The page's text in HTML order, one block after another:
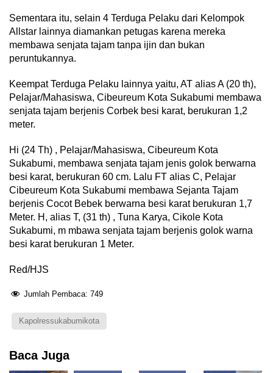
Sementara itu, selain 4 Terduga Pelaku dari Kelompok
Allstar lainnya diamankan petugas karena mereka
membawa senjata tajam tanpa ijin dan bukan
peruntukannya.
Keempat Terduga Pelaku lainnya yaitu, AT alias A (20 th),
Pelajar/Mahasiswa, Cibeureum Kota Sukabumi membawa
senjata tajam berjenis Corbek besi karat, berukuran 1,2
meter.
Hi (24 Th) , Pelajar/Mahasiswa, Cibeureum Kota
Sukabumi, membawa senjata tajam jenis golok berwarna
besi karat, berukuran 60 cm. Lalu FT alias C, Pelajar
Cibeureum Kota Sukabumi membawa Sejanta Tajam
berjenis Cocot Bebek berwarna besi karat berukuran 1,7
Meter. H, alias T, (31 th) , Tuna Karya, Cikole Kota
Sukabumi, m mbawa senjata tajam berjenis golok warna
besi karat berukuran 1 Meter.
Red/HJS
Jumlah Pembaca: 749
Kapolressukabumikota
Baca Juga